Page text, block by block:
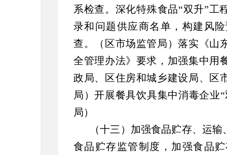
系检查。深化特殊食品“双升”工
录和问题供应商名单，构建风
查。（区市场监管局）落实《山
全管理办法》要求，加强集中用
政局、区住房和城乡建设局、区
局）开展餐具饮具集中消毒企业
局）
（十三）加强食品贮存、运
食品贮存监管制度，加强食品